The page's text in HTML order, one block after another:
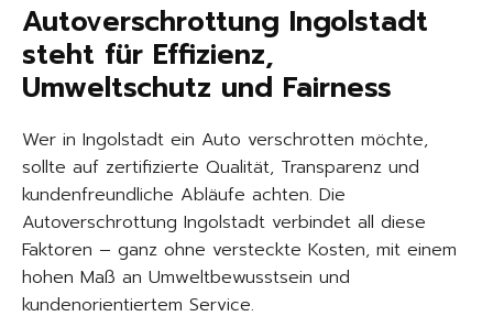
Autoverschrottung Ingolstadt
steht für Effizienz,
Umweltschutz und Fairness
Wer in Ingolstadt ein Auto verschrotten möchte,
sollte auf zertifizierte Qualität, Transparenz und
kundenfreundliche Abläufe achten. Die
Autoverschrottung Ingolstadt verbindet all diese
Faktoren – ganz ohne versteckte Kosten, mit einem
hohen Maß an Umweltbewusstsein und
kundenorientiertem Service.